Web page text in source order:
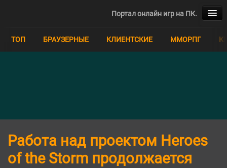
Портал онлайн игр на ПК.
ТОП
ТОП БРАУЗЕРНЫЕ КЛИЕНТСКИЕ ММОРПГ
Работа над проектом Heroes
of the Storm продолжается